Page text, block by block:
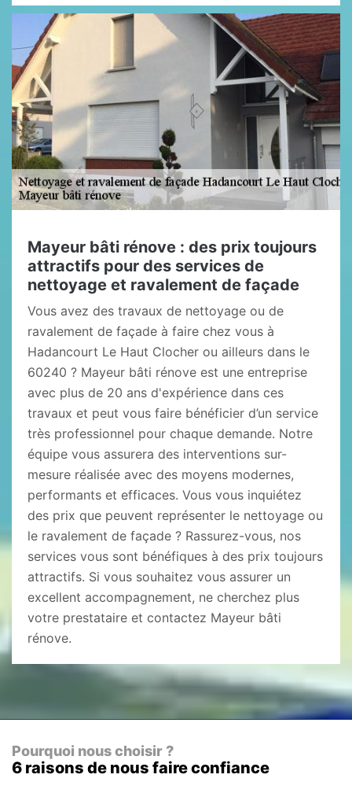
Mayeur bâti rénove : des prix toujours
attractifs pour des services de
nettoyage et ravalement de façade
Vous avez des travaux de nettoyage ou de
ravalement de façade à faire chez vous à
Hadancourt Le Haut Clocher ou ailleurs dans le
60240 ? Mayeur bâti rénove est une entreprise
avec plus de 20 ans d'expérience dans ces
travaux et peut vous faire bénéficier d’un service
très professionnel pour chaque demande. Notre
équipe vous assurera des interventions sur-
mesure réalisée avec des moyens modernes,
performants et efficaces. Vous vous inquiétez
des prix que peuvent représenter le nettoyage ou
le ravalement de façade ? Rassurez-vous, nos
services vous sont bénéfiques à des prix toujours
attractifs. Si vous souhaitez vous assurer un
excellent accompagnement, ne cherchez plus
votre prestataire et contactez Mayeur bâti
rénove.
Pourquoi nous choisir ?
6 raisons de nous faire confiance